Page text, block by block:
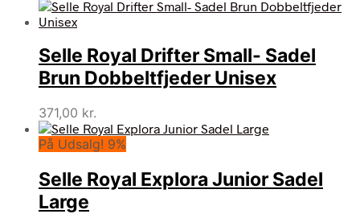
Selle Royal Drifter Small- Sadel
Brun Dobbeltfjeder Unisex
371,00 kr.
På Udsalg! 9%
Selle Royal Explora Junior Sadel
Large